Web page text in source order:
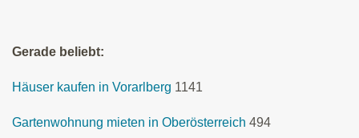
Gerade beliebt:
Häuser kaufen in Vorarlberg 1141
Gartenwohnung mieten in Oberösterreich 494